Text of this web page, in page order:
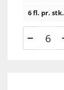
6 fl. pr. stk.